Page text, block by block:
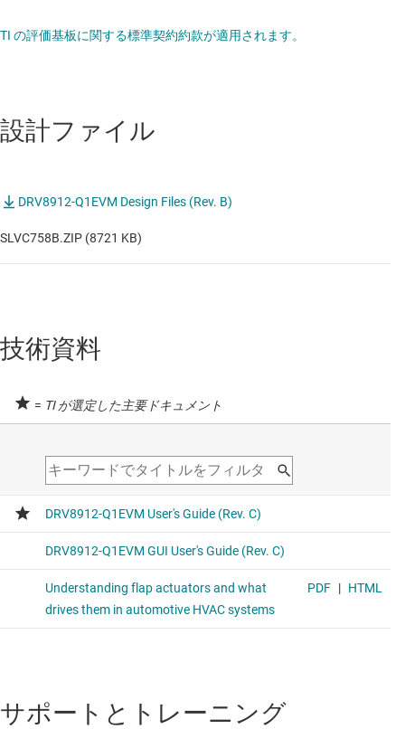
TI の評価基板に関する標準契約約款が適用されます。
設計ファイル
DRV8912-Q1EVM Design Files (Rev. B)
SLVC758B.ZIP (8721 KB)
技術資料
= TI が選定した主要ドキュメント
サポートとトレーニング